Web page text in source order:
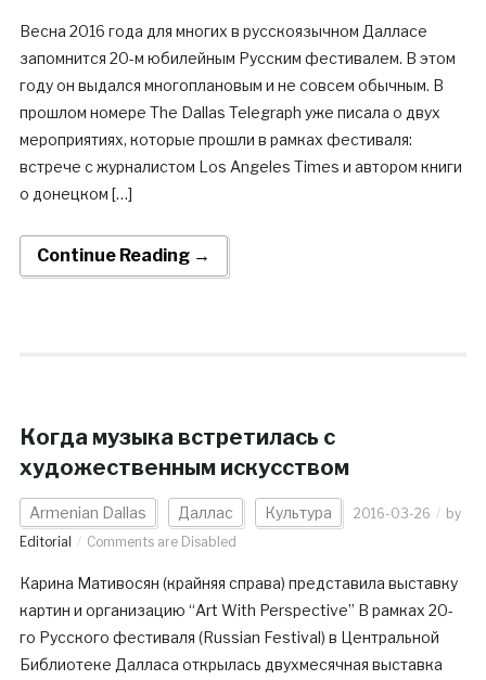
Весна 2016 года для многих в русскоязычном Далласе
запомнится 20-м юбилейным Русским фестивалем. В этом
году он выдался многоплановым и не совсем обычным. В
прошлом номере The Dallas Telegraph уже писала о двух
мероприятиях, которые прошли в рамках фестиваля:
встрече с журналистом Los Angeles Times и автором книги
о донецком […]
Continue Reading →
Когда музыка встретилась с
художественным искусством
Armenian Dallas Даллас Культура 2016-03-26
by
Editorial
Comments are Disabled
Карина Мативосян (крайняя справа) представила выставку
картин и организацию “Art With Perspective” В рамках 20-
го Русского фестиваля (Russian Festival) в Центральной
Библиотеке Далласа открылась двухмесячная выставка